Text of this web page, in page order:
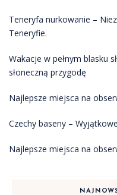
Teneryfa nurkowanie –
Teneryfie.
Wakacje w pełnym blasku
słoneczną przygodę
Najlepsze miejsca na
Czechy baseny –
Najlepsze miejsca na